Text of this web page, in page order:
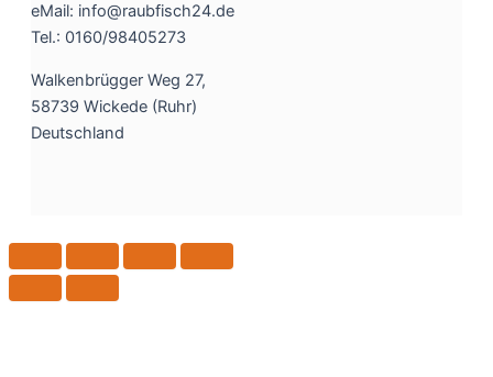
eMail: info@raubfisch24.de
Tel.: 0160/98405273
Walkenbrügger Weg 27,
58739 Wickede (Ruhr)
Deutschland